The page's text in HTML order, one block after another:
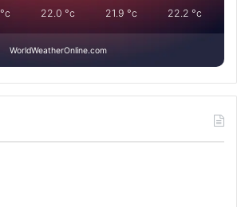
°c 22.0 °c 21.9 °c 22.2 °c
WorldWeatherOnline.com